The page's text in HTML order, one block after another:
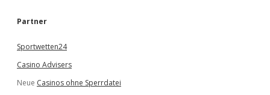
e
Partner
Sportwetten24
Casino Advisers
Neue Casinos ohne Sperrdatei